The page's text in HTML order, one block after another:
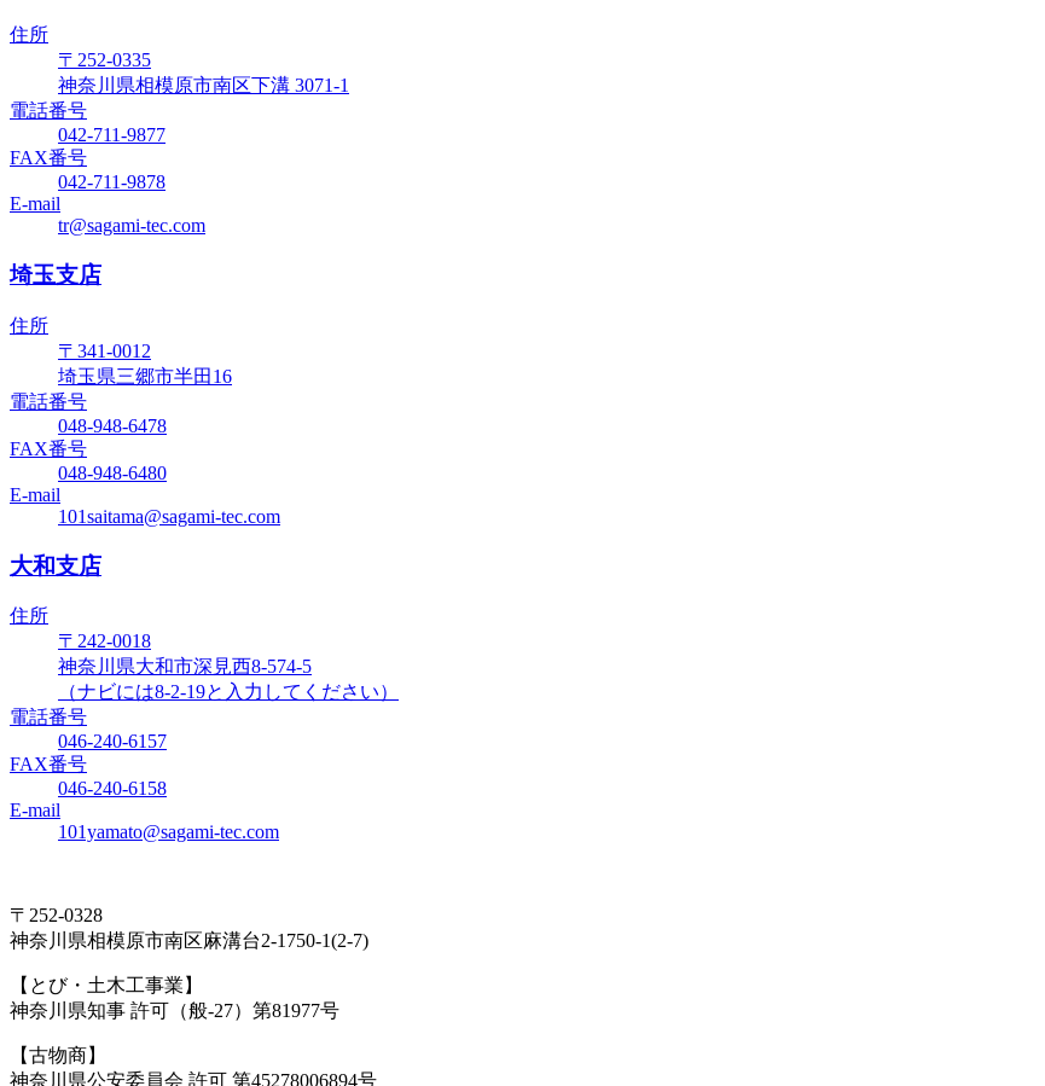
住所
〒252-0335
神奈川県相模原市南区下溝 3071-1
電話番号
042-711-9877
FAX番号
042-711-9878
E-mail
tr@sagami-tec.com
埼玉支店
住所
〒341-0012
埼玉県三郷市半田16
電話番号
048-948-6478
FAX番号
048-948-6480
E-mail
101saitama@sagami-tec.com
大和支店
住所
〒242-0018
神奈川県大和市深見西8-574-5
（ナビには8-2-19と入力してください）
電話番号
046-240-6157
FAX番号
046-240-6158
E-mail
101yamato@sagami-tec.com
〒252-0328
神奈川県相模原市南区麻溝台2-1750-1(2-7)
【とび・土木工事業】
神奈川県知事 許可（般-27）第81977号
【古物商】
神奈川県公安委員会 許可 第45278006894号